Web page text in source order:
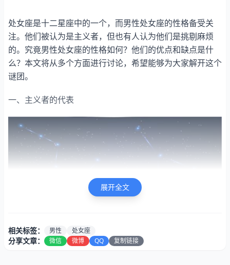
处女座是十二星座中的一个，而男性处女座的性格备受关
注。他们被认为是主义者，但也有人认为他们是挑剔麻烦
的。究竟男性处女座的性格如何？他们的优点和缺点是什
么？本文将从多个方面进行讨论，希望能够为大家解开这个
谜团。
一、主义者的代表
展开全文
相关标签： 男性 处女座
分享文章： 微信 微博 QQ 复制链接